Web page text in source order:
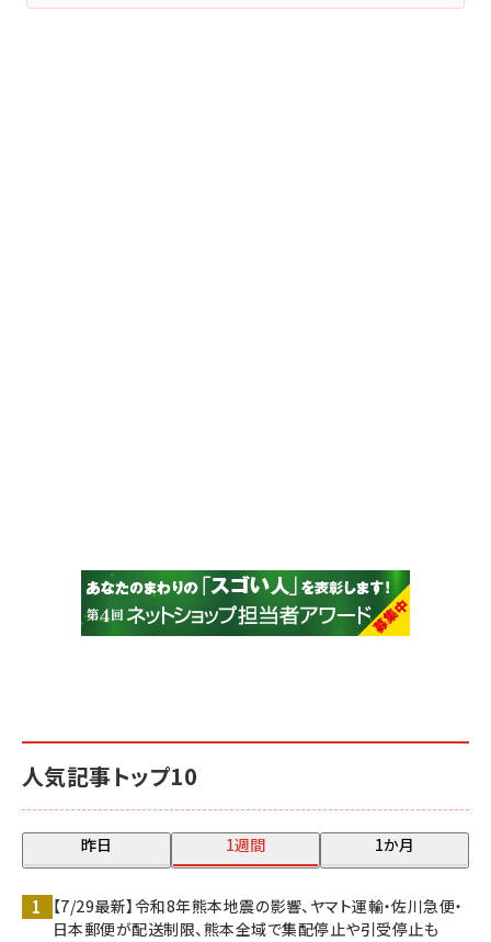
人気記事トップ10
昨日 1週間 1か月
【7/29最新】令和8年熊本地震の影響、ヤマト運輸・佐川急便・
日本郵便が配送制限、熊本全域で集配停止や引受停止も